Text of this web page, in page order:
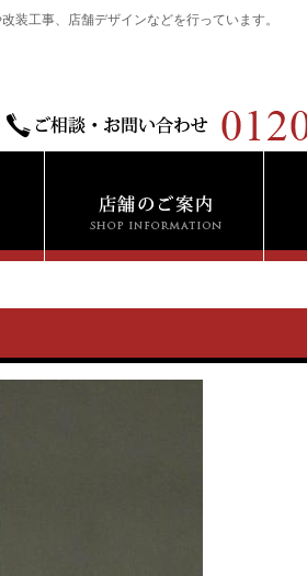
装工事、店舗デザインなどを行っています。